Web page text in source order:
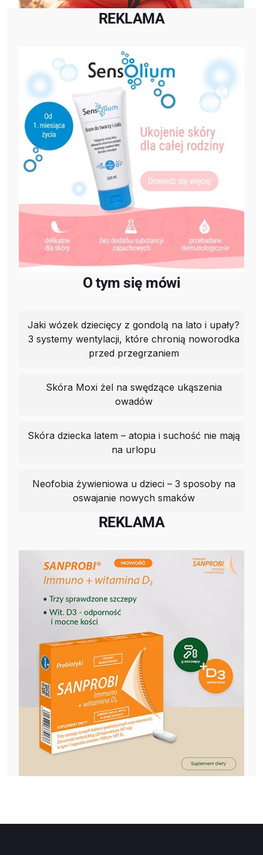
REKLAMA
O tym się mówi
Jaki wózek dziecięcy z gondolą na lato i upały?
3 systemy wentylacji, które chronią noworodka
przed przegrzaniem
Skóra Moxi żel na swędzące ukąszenia
owadów
Skóra dziecka latem – atopia i suchość nie mają
na urlopu
Neofobia żywieniowa u dzieci – 3 sposoby na
oswajanie nowych smaków
REKLAMA